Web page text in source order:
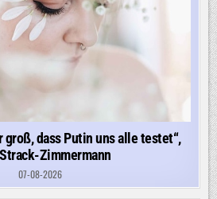
groß, dass Putin uns alle testet“,
Zimmermann
07-08-2026